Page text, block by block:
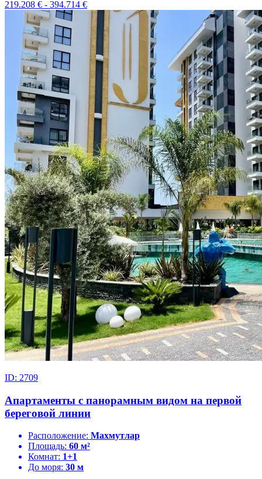
219.208 € - 394.714 €
ID: 2709
Апартаменты с панорамным видом на первой
береговой линии
Расположение: Махмутлар
Площадь: 60 м²
Комнат: 1+1
До моря: 30 м